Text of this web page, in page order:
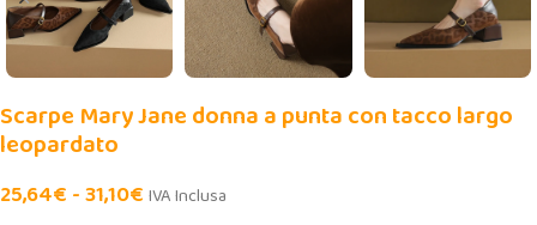
Scarpe Mary Jane donna a punta con tacco largo
leopardato
25,64€ -31,10€ IVA Inclusa